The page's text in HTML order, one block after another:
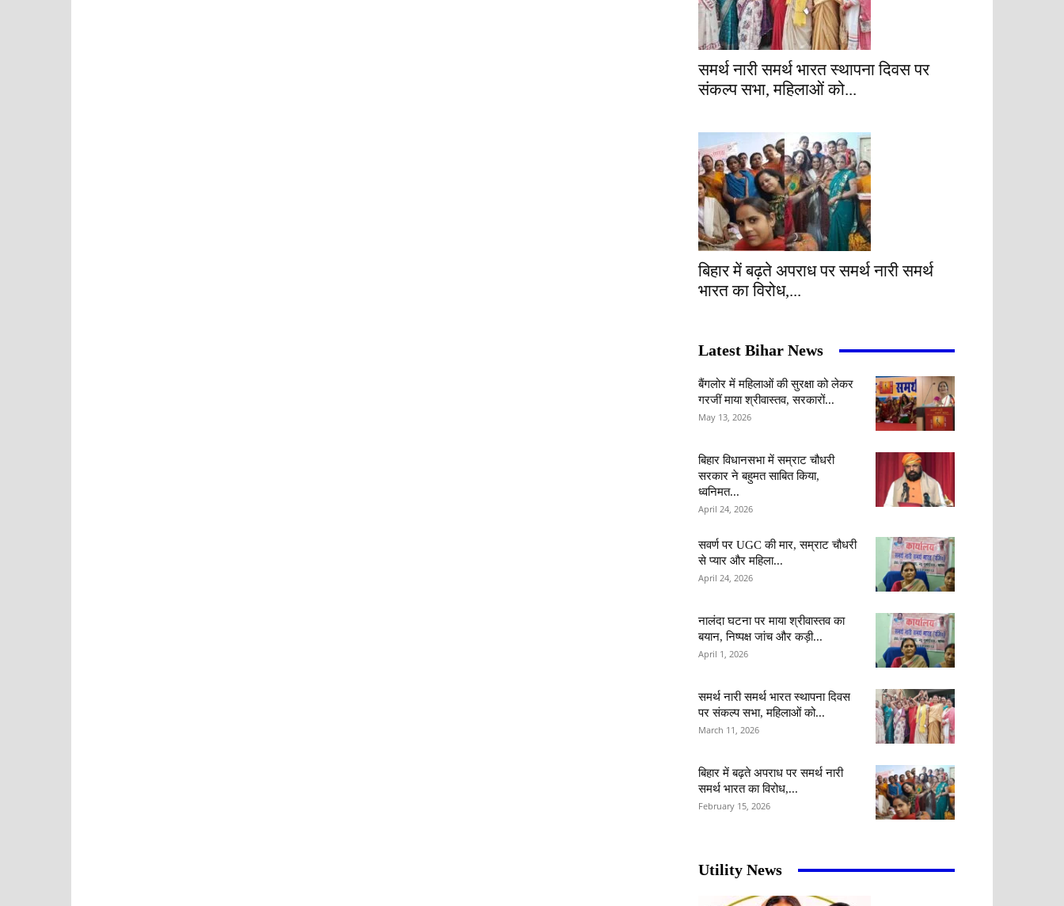
समर्थ नारी समर्थ भारत स्थापना दिवस पर
संकल्प सभा, महिलाओं को...
बिहार में बढ़ते अपराध पर समर्थ नारी समर्थ
भारत का विरोध,...
Latest Bihar News
बैंगलोर में महिलाओं की सुरक्षा को लेकर
गरजीं माया श्रीवास्तव, सरकारों...
May 13, 2026
बिहार विधानसभा में सम्राट चौधरी
सरकार ने बहुमत साबित किया,
ध्वनिमत...
April 24, 2026
सवर्ण पर UGC की मार, सम्राट चौधरी
से प्यार और महिला...
April 24, 2026
नालंदा घटना पर माया श्रीवास्तव का
बयान, निष्पक्ष जांच और कड़ी...
April 1, 2026
समर्थ नारी समर्थ भारत स्थापना दिवस
पर संकल्प सभा, महिलाओं को...
March 11, 2026
बिहार में बढ़ते अपराध पर समर्थ नारी
समर्थ भारत का विरोध,...
February 15, 2026
Utility News